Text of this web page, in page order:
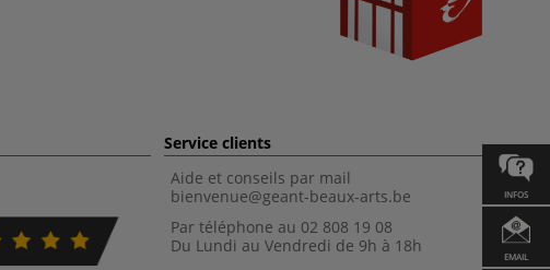
INFOS
EMAIL
Service clients
Aide et conseils par mail
bienvenue@geant-beaux-arts.be
Par téléphone au 02 808 19 08
Du Lundi au Vendredi de 9h à 18h